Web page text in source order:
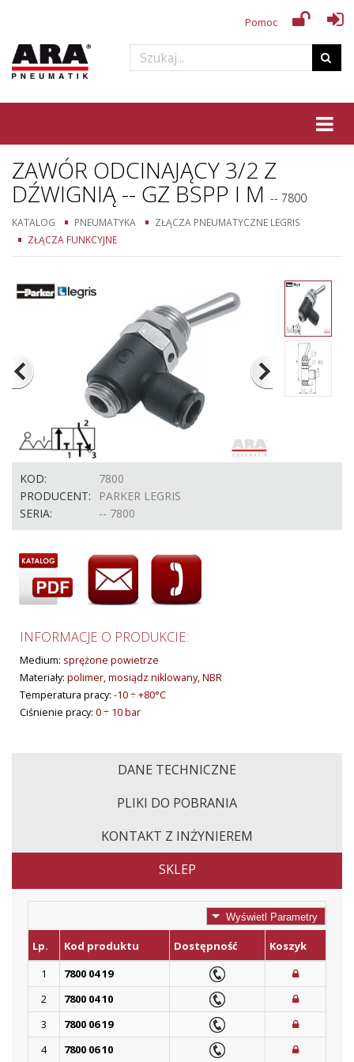
Pomoc
ZAWÓR ODCINAJĄCY 3/2 Z
DŹWIGNIĄ -- GZ BSPP I M -- 7800
KATALOG PNEUMATYKA
ZŁĄCZA PNEUMATYCZNE LEGRIS
ZŁĄCZA FUNKCYJNE
KOD:
7800
PRODUCENT:
PARKER LEGRIS
SERIA:
-- 7800
INFORMACJE O PRODUKCIE:
Medium: sprężone powietrze
Materiały: polimer, mosiądz niklowany, NBR
Temperatura pracy: -10 ÷ +80°C
Ciśnienie pracy: 0 ÷ 10 bar
DANE TECHNICZNE
PLIKI DO POBRANIA
KONTAKT Z INŻYNIEREM
SKLEP
Wyświetl Parametry
Lp. Kod produktu Dostępność
Koszyk
1
7800 04 19
2
7800 04 10
3
7800 06 19
4
7800 06 10